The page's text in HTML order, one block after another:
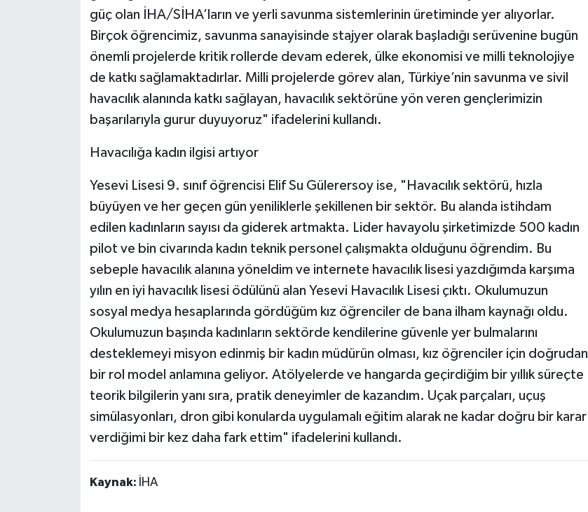
güç olan İHA/SİHA’ların ve yerli savunma sistemlerinin üretiminde yer alıyorlar.
Birçok öğrencimiz, savunma sanayisinde stajyer olarak başladığı serüvenine bugün
önemli projelerde kritik rollerde devam ederek, ülke ekonomisi ve milli teknolojiye
de katkı sağlamaktadırlar. Milli projelerde görev alan, Türkiye’nin savunma ve sivil
havacılık alanında katkı sağlayan, havacılık sektörüne yön veren gençlerimizin
başarılarıyla gurur duyuyoruz" ifadelerini kullandı.
Havacılığa kadın ilgisi artıyor
Yesevi Lisesi 9. sınıf öğrencisi Elif Su Gülerersoy ise, "Havacılık sektörü, hızla
büyüyen ve her geçen gün yeniliklerle şekillenen bir sektör. Bu alanda istihdam
edilen kadınların sayısı da giderek artmakta. Lider havayolu şirketimizde 500 kadın
pilot ve bin civarında kadın teknik personel çalışmakta olduğunu öğrendim. Bu
sebeple havacılık alanına yöneldim ve internete havacılık lisesi yazdığımda karşıma
yılın en iyi havacılık lisesi ödülünü alan Yesevi Havacılık Lisesi çıktı. Okulumuzun
sosyal medya hesaplarında gördüğüm kız öğrenciler de bana ilham kaynağı oldu.
Okulumuzun başında kadınların sektörde kendilerine güvenle yer bulmalarını
desteklemeyi misyon edinmiş bir kadın müdürün olması, kız öğrenciler için doğrudan
bir rol model anlamına geliyor. Atölyelerde ve hangarda geçirdiğim bir yıllık süreçte
teorik bilgilerin yanı sıra, pratik deneyimler de kazandım. Uçak parçaları, uçuş
simülasyonları, dron gibi konularda uygulamalı eğitim alarak ne kadar doğru bir karar
verdiğimi bir kez daha fark ettim" ifadelerini kullandı.
Kaynak: İHA